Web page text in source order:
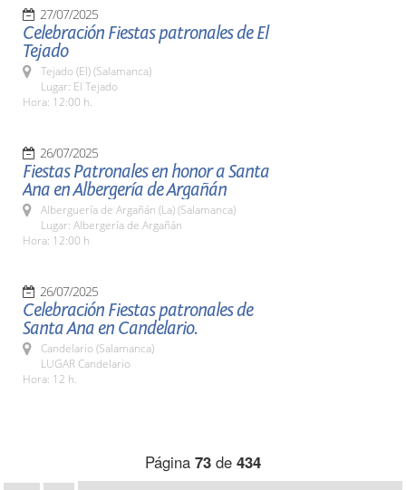
27/07/2025
Celebración Fiestas patronales de El
Tejado
Tejado (El) (Salamanca)
Lugar: El Tejado
Hora: 12:00 h.
26/07/2025
Fiestas Patronales en honor a Santa
Ana en Albergería de Argañán
Alberguería de Argañán (La) (Salamanca)
Lugar: Albergería de Argañán
Hora: 12:00 h
26/07/2025
Celebración Fiestas patronales de
Santa Ana en Candelario.
Candelario (Salamanca)
LUGAR Candelario
Hora: 12 h.
Página 73 de 434